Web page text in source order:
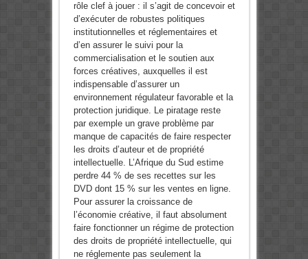
rôle clef à jouer : il s’agit de concevoir et
d’exécuter de robustes politiques
institutionnelles et réglementaires et
d’en assurer le suivi pour la
commercialisation et le soutien aux
forces créatives, auxquelles il est
indispensable d’assurer un
environnement régulateur favorable et la
protection juridique. Le piratage reste
par exemple un grave problème par
manque de capacités de faire respecter
les droits d’auteur et de propriété
intellectuelle. L’Afrique du Sud estime
perdre 44 % de ses recettes sur les
DVD dont 15 % sur les ventes en ligne.
Pour assurer la croissance de
l’économie créative, il faut absolument
faire fonctionner un régime de protection
des droits de propriété intellectuelle, qui
ne réglemente pas seulement la